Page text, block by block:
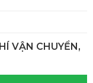
VẬN CHUYỂN,